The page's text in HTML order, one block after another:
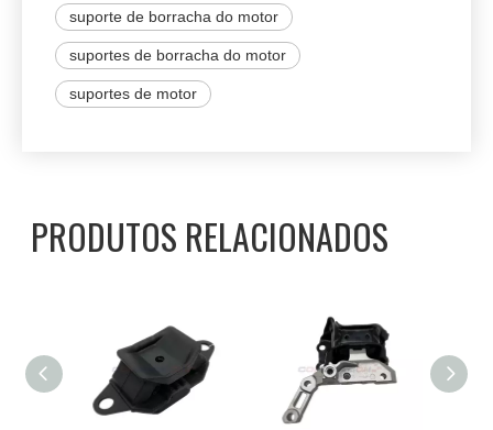
suporte de borracha do motor
suportes de borracha do motor
suportes de motor
PRODUTOS RELACIONADOS